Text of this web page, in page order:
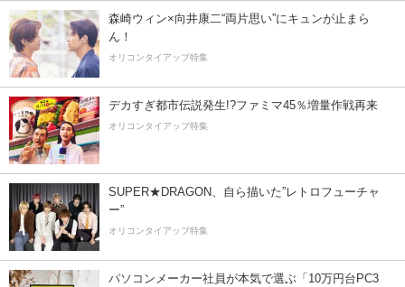
森崎ウィン×向井康二“両片思い”にキュンが止まら
ん！
オリコンタイアップ特集
デカすぎ都市伝説発生!?ファミマ45％増量作戦再来
オリコンタイアップ特集
SUPER★DRAGON、自ら描いた”レトロフューチャ
ー”
オリコンタイアップ特集
パソコンメーカー社員が本気で選ぶ「10万円台PC3